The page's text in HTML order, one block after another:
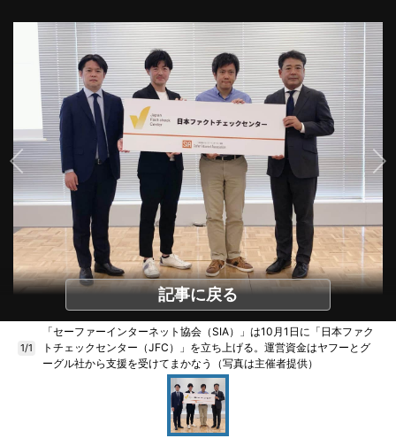
記事に戻る
1/1
「セーファーインターネット協会（SIA）」は10月1日に「日本ファク
トチェックセンター（JFC）」を立ち上げる。運営資金はヤフーとグ
ーグル社から支援を受けてまかなう（写真は主催者提供）